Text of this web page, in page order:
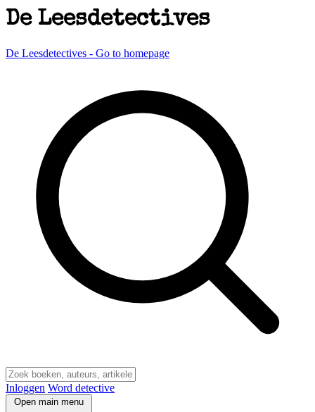
De Leesdetectives
De Leesdetectives - Go to homepage
Inloggen Word detective
Open main menu